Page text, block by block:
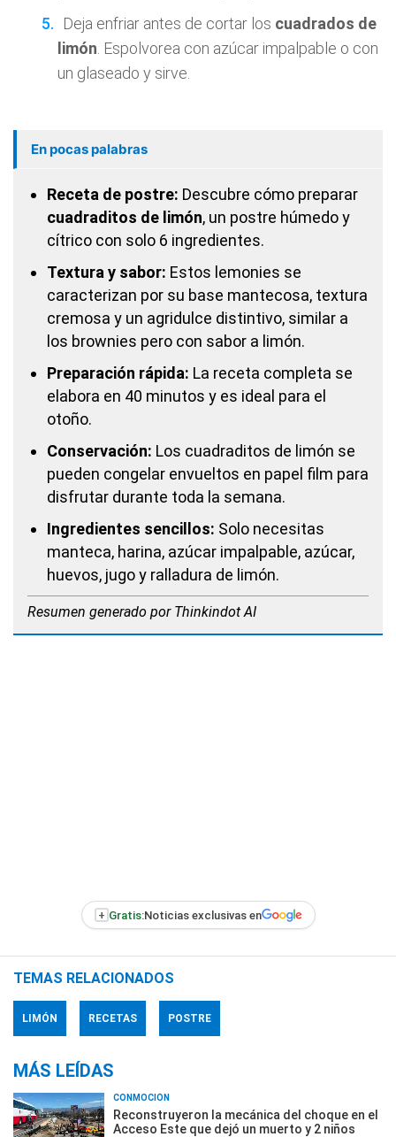
Deja enfriar antes de cortar los cuadrados de
limón . Espolvorea con azúcar impalpable o con
un glaseado y sirve.
En pocas palabras
Receta de postre: Descubre cómo preparar
cuadraditos de limón, un postre húmedo y
cítrico con solo 6 ingredientes.
Textura y sabor: Estos lemonies se
caracterizan por su base mantecosa, textura
cremosa y un agridulce distintivo, similar a
los brownies pero con sabor a limón.
Preparación rápida: La receta completa se
elabora en 40 minutos y es ideal para el
otoño.
Conservación: Los cuadraditos de limón se
pueden congelar envueltos en papel film para
disfrutar durante toda la semana.
Ingredientes sencillos: Solo necesitas
manteca, harina, azúcar impalpable, azúcar,
huevos, jugo y ralladura de limón.
Resumen generado por Thinkindot AI
+ Gratis:Noticias exclusivas en
TEMAS RELACIONADOS
LIMÓN RECETAS POSTRE
MÁS LEÍDAS
CONMOCIÓN
Reconstruyeron la mecánica del choque en el
Acceso Este que dejó un muerto y 2 niños